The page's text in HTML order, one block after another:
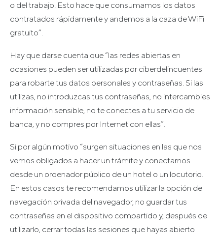
o del trabajo. Esto hace que consumamos los datos
contratados rápidamente y andemos a la caza de WiFi
gratuito”.
Hay que darse cuenta que “las redes abiertas en
ocasiones pueden ser utilizadas por ciberdelincuentes
para robarte tus datos personales y contraseñas. Si las
utilizas, no introduzcas tus contraseñas, no intercambies
información sensible, no te conectes a tu servicio de
banca, y no compres por Internet con ellas”.
Si por algún motivo “surgen situaciones en las que nos
vemos obligados a hacer un trámite y conectarnos
desde un ordenador público de un hotel o un locutorio.
En estos casos te recomendamos utilizar la opción de
navegación privada del navegador, no guardar tus
contraseñas en el dispositivo compartido y, después de
utilizarlo, cerrar todas las sesiones que hayas abierto